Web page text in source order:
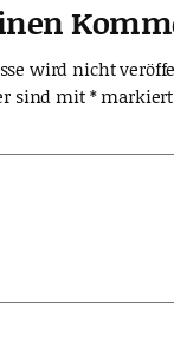
wird nicht
sind mit*markiert